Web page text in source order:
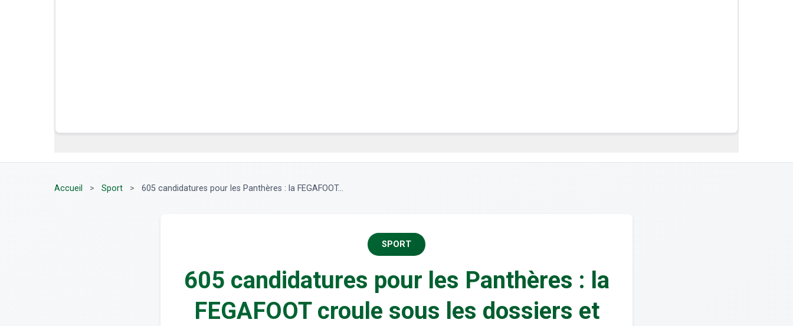
Accueil > Sport > 605 candidatures pour les Panthères : la FEGAFOOT...
SPORT
605 candidatures pour les Panthères : la
FEGAFOOT croule sous les dossiers et